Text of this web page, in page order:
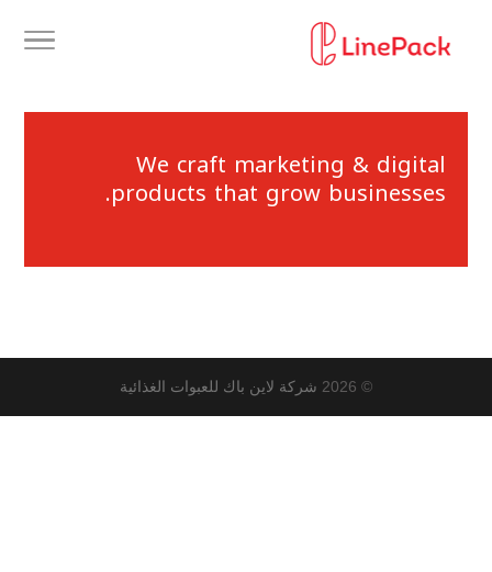
We craft marketing & digital
products that grow businesses.
© 2026 شركة لاين باك للعبوات الغذائية